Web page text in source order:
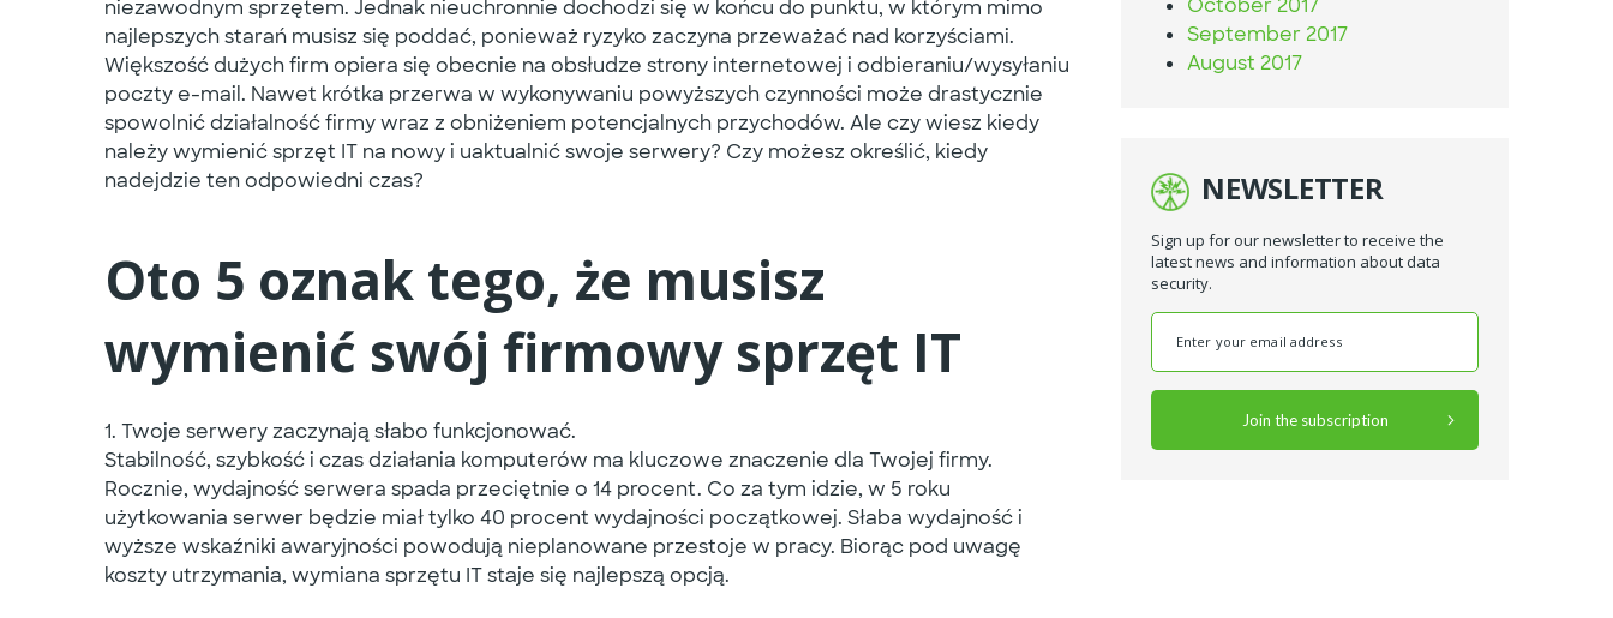
niezawodnym sprzętem. Jednak nieuchronnie dochodzi się w końcu do punktu, w którym mimo
najlepszych starań musisz się poddać, ponieważ ryzyko zaczyna przeważać nad korzyściami.
Większość dużych firm opiera się obecnie na obsłudze strony internetowej i odbieraniu/wysyłaniu
poczty e-mail. Nawet krótka przerwa w wykonywaniu powyższych czynności może drastycznie
spowolnić działalność firmy wraz z obniżeniem potencjalnych przychodów. Ale czy wiesz kiedy
należy wymienić sprzęt IT na nowy i uaktualnić swoje serwery? Czy możesz określić, kiedy
nadejdzie ten odpowiedni czas?
Oto 5 oznak tego, że musisz
wymienić swój firmowy sprzęt IT
1. Twoje serwery zaczynają słabo funkcjonować.
Stabilność, szybkość i czas działania komputerów ma kluczowe znaczenie dla Twojej firmy.
Rocznie, wydajność serwera spada przeciętnie o 14 procent. Co za tym idzie, w 5 roku
użytkowania serwer będzie miał tylko 40 procent wydajności początkowej. Słaba wydajność i
wyższe wskaźniki awaryjności powodują nieplanowane przestoje w pracy. Biorąc pod uwagę
koszty utrzymania, wymiana sprzętu IT staje się najlepszą opcją.
October 2017
September 2017
August 2017
NEWSLETTER
Sign up for our newsletter to receive the
latest news and information about data
security.